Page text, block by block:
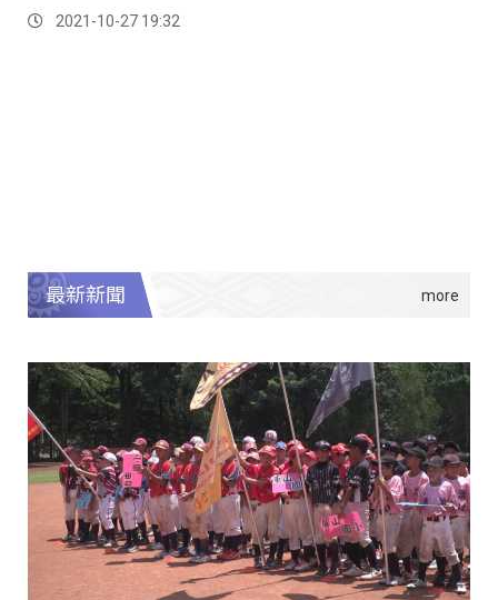
2021-10-27 19:32
最新新聞